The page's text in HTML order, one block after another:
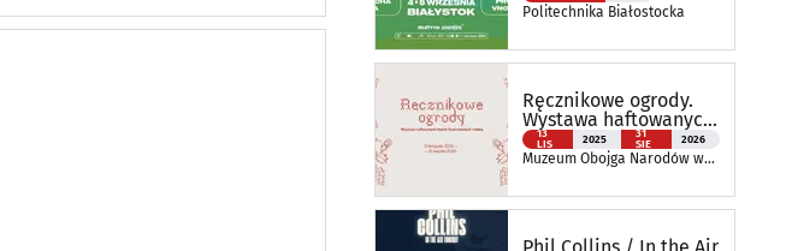
Politechnika Białostocka
Ręcznikowe ogrody.
Wystawa haftowanych
tkanin inspirowanych
naturą
13
LIS
2025
31
SIE
2026
Muzeum Obojga Narodów w
Muzeum Podlaskiego w